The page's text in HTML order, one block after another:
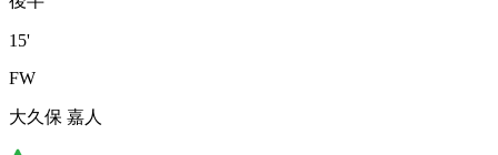
15'
FW
大久保 嘉人